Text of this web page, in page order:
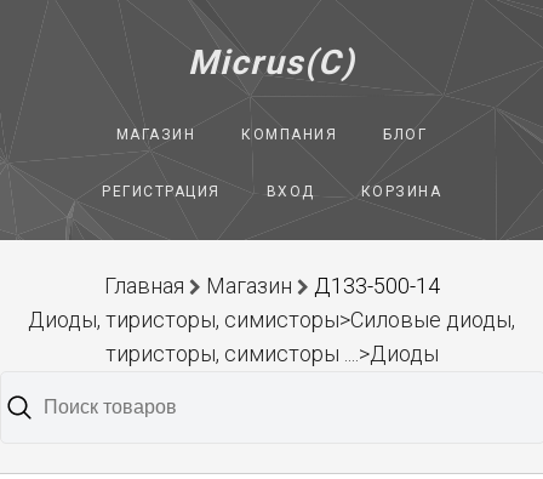
Micrus(C)
МАГАЗИН КОМПАНИЯ БЛОГ
РЕГИСТРАЦИЯ ВХОД КОРЗИНА
Главная Магазин
Д133-500-14
Диоды, тиристоры, симисторы>Силовые диоды,
тиристоры, симисторы ....>Диоды